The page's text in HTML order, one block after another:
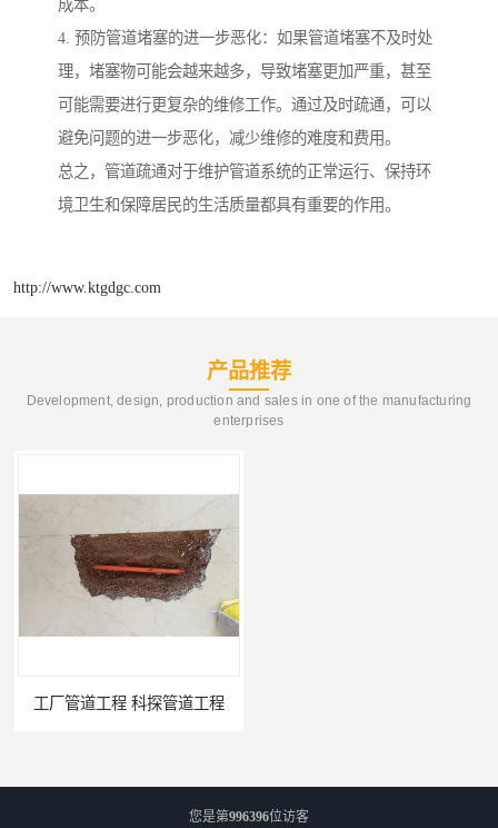
成本。
4. 预防管道堵塞的进一步恶化：如果管道堵塞不及时处
理，堵塞物可能会越来越多，导致堵塞更加严重，甚至
可能需要进行更复杂的维修工作。通过及时疏通，可以
避免问题的进一步恶化，减少维修的难度和费用。
总之，管道疏通对于维护管道系统的正常运行、保持环
境卫生和保障居民的生活质量都具有重要的作用。
http://www.ktgdgc.com
产品推荐
Development, design, production and sales in one of the manufacturing
enterprises
您是第996396位访客